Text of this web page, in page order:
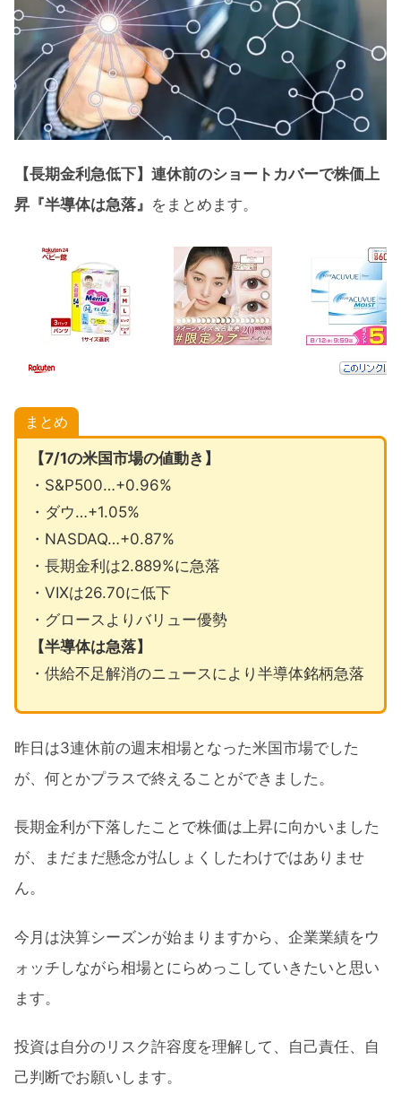
【長期金利急低下】連休前のショートカバーで株価上
昇『半導体は急落』 をまとめます。
まとめ
【7/1の米国市場の値動き】
・S&P500…+0.96%
・ダウ…+1.05%
・NASDAQ…+0.87%
・長期金利は2.889%に急落
・VIXは26.70に低下
・グロースよりバリュー優勢
【半導体は急落】
・供給不足解消のニュースにより半導体銘柄急落
昨日は3連休前の週末相場となった米国市場でした
が、何とかプラスで終えることができました。
長期金利が下落したことで株価は上昇に向かいました
が、まだまだ懸念が払しょくしたわけではありませ
ん。
今月は決算シーズンが始まりますから、企業業績をウ
ォッチしながら相場とにらめっこしていきたいと思い
ます。
投資は自分のリスク許容度を理解して、自己責任、自
己判断でお願いします。